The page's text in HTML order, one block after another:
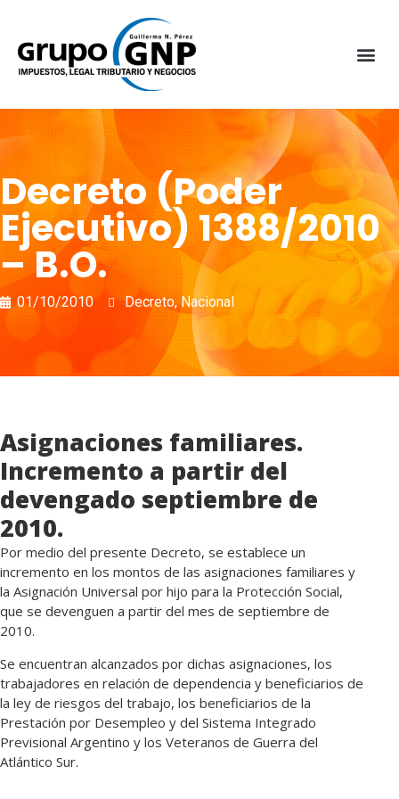
Decreto (Poder
Ejecutivo) 1388/2010
– B.O.
01/10/2010 Decreto,Nacional
Asignaciones familiares.
Incremento a partir del
devengado septiembre de
2010.
Por medio del presente Decreto, se establece un
incremento en los montos de las asignaciones familiares y
la Asignación Universal por hijo para la Protección Social,
que se devenguen a partir del mes de septiembre de
2010.
Se encuentran alcanzados por dichas asignaciones, los
trabajadores en relación de dependencia y beneficiarios de
la ley de riesgos del trabajo, los beneficiarios de la
Prestación por Desempleo y del Sistema Integrado
Previsional Argentino y los Veteranos de Guerra del
Atlántico Sur.